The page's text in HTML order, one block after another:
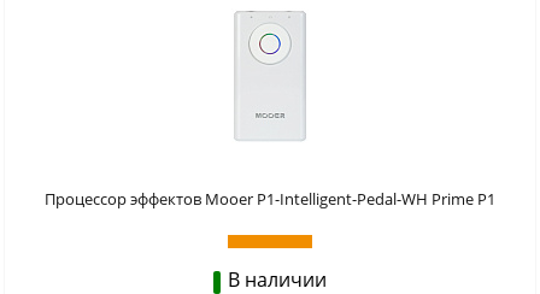
Процессор эффектов Mooer P1-Intelligent-Pedal-WH Prime P1
В наличии